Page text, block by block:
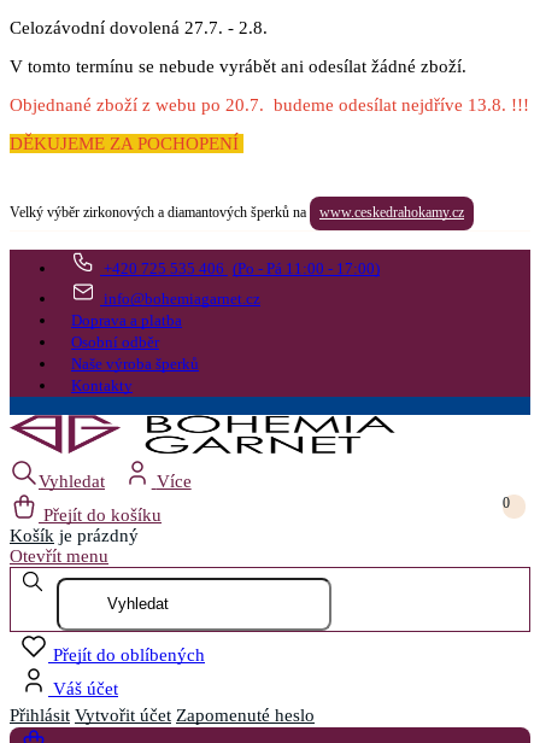
Celozávodní dovolená 27.7. - 2.8.
V tomto termínu se nebude vyrábět ani odesílat žádné zboží.
Objednané zboží z webu po 20.7. budeme odesílat nejdříve 13.8. !!!
DĚKUJEME ZA POCHOPENÍ
Velký výběr zirkonových a diamantových šperků na www.ceskedrahokamy.cz
+420 725 535 406 (Po - Pá 11:00 - 17:00)
info@bohemiagarnet.cz
Doprava a platba
Osobní odběr
Naše výroba šperků
Kontakty
Vyhledat
Více
Přejít do košíku
0
Košík je prázdný
Otevřít menu
Přejít do oblíbených
Váš účet
Přihlásit Vytvořit účet Zapomenuté heslo